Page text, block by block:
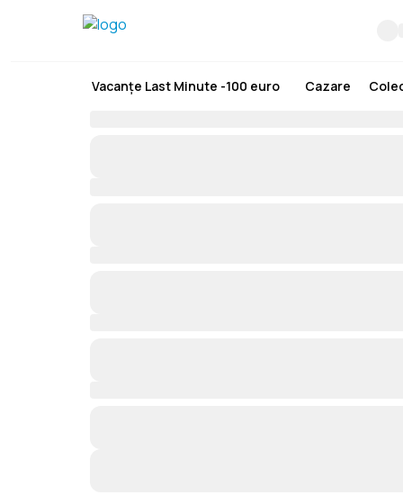
Vacanțe Last Minute -100 euro Cazare